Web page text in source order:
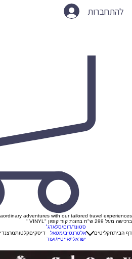
להתחברות
ברכישה מעל 299 ש"ח בהזנת קוד קופון "VINYL "
דף הביתתקליטים
סטונר/דום/סלאדג׳
אלטרנטיב/מטאל
ישראלי/אייטיז/ועוד
דיסקיםקלטות